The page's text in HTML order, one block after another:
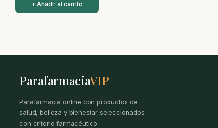
+ Añadir al carrito
ParafarmaciaVIP
Parafarmacia online con productos de
salud, belleza y bienestar seleccionados
con criterio farmacéutico.